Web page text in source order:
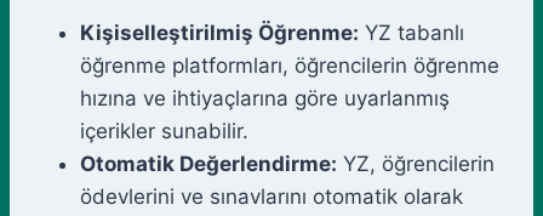
Kişiselleştirilmiş Öğrenme: YZ tabanlı
öğrenme platformları, öğrencilerin öğrenme
hızına ve ihtiyaçlarına göre uyarlanmış
içerikler sunabilir.
Otomatik Değerlendirme: YZ, öğrencilerin
ödevlerini ve sınavlarını otomatik olarak